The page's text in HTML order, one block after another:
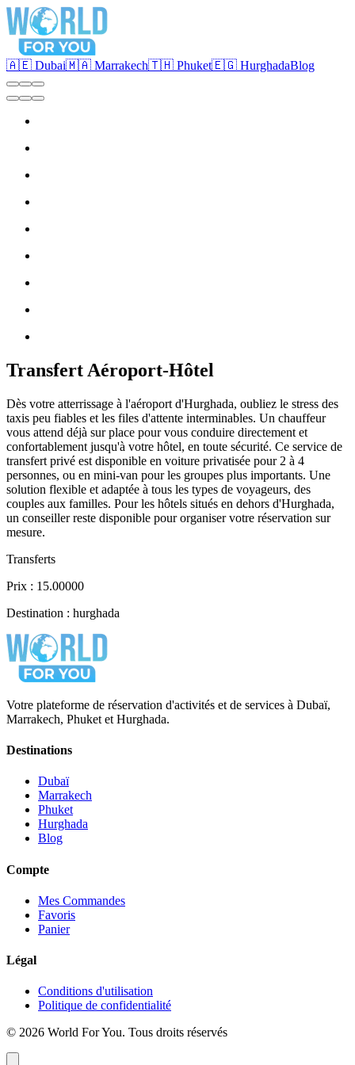
🇦🇪 Dubai🇲🇦 Marrakech🇹🇭 Phuket🇪🇬 HurghadaBlog
Transfert Aéroport-Hôtel
Dès votre atterrissage à l'aéroport d'Hurghada, oubliez le stress des
taxis peu fiables et les files d'attente interminables. Un chauffeur
vous attend déjà sur place pour vous conduire directement et
confortablement jusqu'à votre hôtel, en toute sécurité. Ce service de
transfert privé est disponible en voiture privatisée pour 2 à 4
personnes, ou en mini-van pour les groupes plus importants. Une
solution flexible et adaptée à tous les types de voyageurs, des
couples aux familles. Pour les hôtels situés en dehors d'Hurghada,
un conseiller reste disponible pour organiser votre réservation sur
mesure.
Transferts
Prix : 15.00000
Destination : hurghada
Votre plateforme de réservation d'activités et de services à Dubaï,
Marrakech, Phuket et Hurghada.
Destinations
Dubaï
Marrakech
Phuket
Hurghada
Blog
Compte
Mes Commandes
Favoris
Panier
Légal
Conditions d'utilisation
Politique de confidentialité
© 2026 World For You. Tous droits réservés